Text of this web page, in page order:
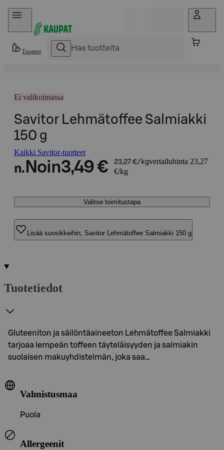
Hyppää sisältöön
Tuotteet
Ei valikoimassa
Savitor Lehmätoffee Salmiakki
150 g
Kaikki Savitor-tuotteet
n. Noin3,49 € 23,27 €/kgvertailuhinta 23,27
€/kg
Valitse toimitustapa
Lisää suosikkeihin, Savitor Lehmätoffee Salmiakki 150 g
Tuotetiedot
Gluteeniton ja säilöntäaineeton Lehmätoffee Salmiakki
tarjoaa lempeän toffeen täyteläisyyden ja salmiakin
suolaisen makuyhdistelmän, joka saa…
Valmistusmaa
Puola
Allergeenit